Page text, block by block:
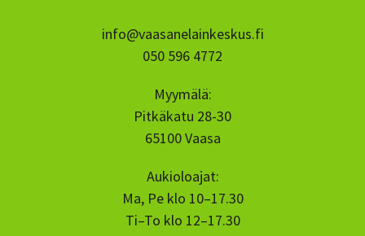
info@vaasanelainkeskus.fi
050 596 4772
Myymälä:
Pitkäkatu 28-30
65100 Vaasa
Aukioloajat:
Ma, Pe klo 10–17.30
Ti–To klo 12–17.30